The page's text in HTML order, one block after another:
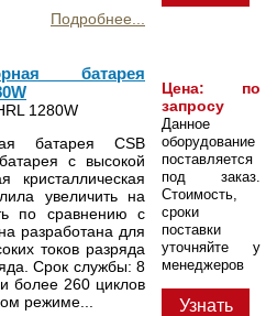
Подробнее...
Цена: по
запросу
Данное
оборудование
поставляется
под заказ.
Стоимость,
сроки
поставки
уточняйте у
менеджеров
Узнать
батарея
1280W
батарея CSB
с высокой
кристаллическая
увеличить на
по сравнению с
разработана для
токов разряда
Срок службы: 8
более 260 циклов
режиме...